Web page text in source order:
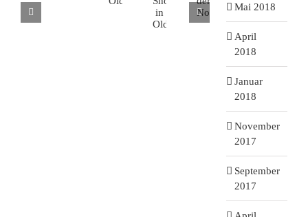
Mai 2018
April
2018
Januar
2018
November
2017
September
2017